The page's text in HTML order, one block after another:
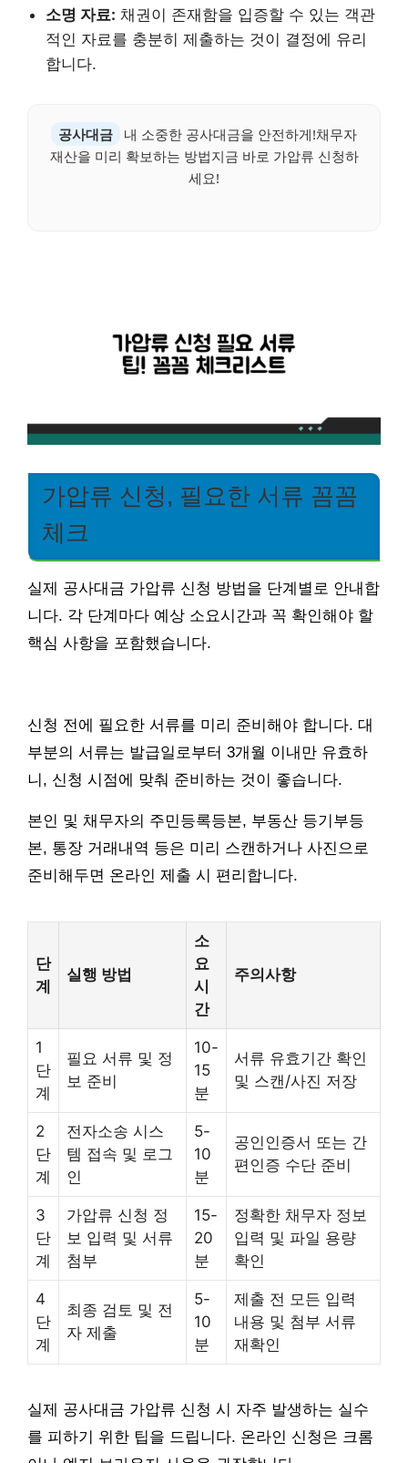
소명 자료: 채권이 존재함을 입증할 수 있는 객관
적인 자료를 충분히 제출하는 것이 결정에 유리
합니다.
공사대금
내 소중한 공사대금을 안전하게!채무자
재산을 미리 확보하는 방법지금 바로 가압류 신청하
세요!
가압류 신청, 필요한 서류 꼼꼼
체크
실제 공사대금 가압류 신청 방법을 단계별로 안내합
니다. 각 단계마다 예상 소요시간과 꼭 확인해야 할
핵심 사항을 포함했습니다.
신청 전에 필요한 서류를 미리 준비해야 합니다. 대
부분의 서류는 발급일로부터 3개월 이내만 유효하
니, 신청 시점에 맞춰 준비하는 것이 좋습니다.
본인 및 채무자의 주민등록등본, 부동산 등기부등
본, 통장 거래내역 등은 미리 스캔하거나 사진으로
준비해두면 온라인 제출 시 편리합니다.
단
계
실행 방법
소
요
시
간
주의사항
1
단
계
필요 서류 및 정
보 준비
10-
15
분
서류 유효기간 확인
및 스캔/사진 저장
2
단
계
전자소송 시스
템 접속 및 로그
인
5-
10
분
공인인증서 또는 간
편인증 수단 준비
3
단
계
가압류 신청 정
보 입력 및 서류
첨부
15-
20
분
정확한 채무자 정보
입력 및 파일 용량
확인
4
단
계
최종 검토 및 전
자 제출
5-
10
분
제출 전 모든 입력
내용 및 첨부 서류
재확인
실제 공사대금 가압류 신청 시 자주 발생하는 실수
를 피하기 위한 팁을 드립니다. 온라인 신청은 크롬